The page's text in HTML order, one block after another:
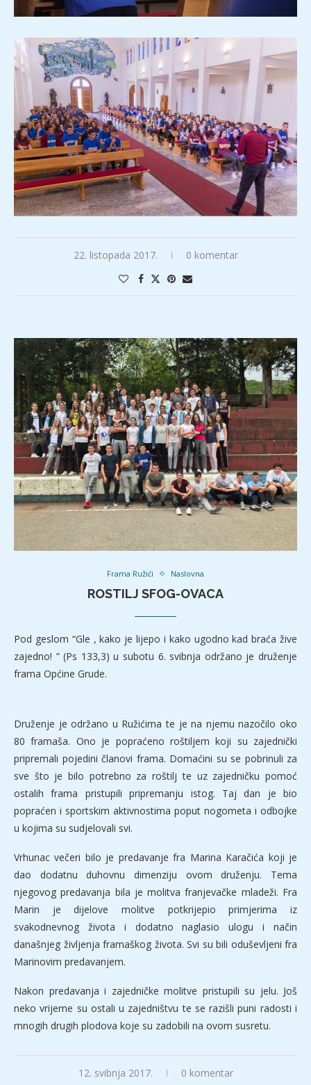
22. listopada 2017. 0 komentar
Frama Ružići Naslovna
ROSTILJ SFOG-OVACA
Pod geslom “Gle , kako je lijepo i kako ugodno kad braća žive
zajedno! ” (Ps 133,3) u subotu 6. svibnja održano je druženje
frama Općine Grude.
Druženje je održano u Ružićima te je na njemu nazočilo oko
80 framaša. Ono je popraćeno roštiljem koji su zajednički
pripremali pojedini članovi frama. Domaćini su se pobrinuli za
sve što je bilo potrebno za roštilj te uz zajedničku pomoć
ostalih frama pristupili pripremanju istog. Taj dan je bio
popraćen i sportskim aktivnostima poput nogometa i odbojke
u kojima su sudjelovali svi.
Vrhunac večeri bilo je predavanje fra Marina Karačića koji je
dao dodatnu duhovnu dimenziju ovom druženju. Tema
njegovog predavanja bila je molitva franjevačke mladeži. Fra
Marin je dijelove molitve potkrijepio primjerima iz
svakodnevnog života i dodatno naglasio ulogu i način
današnjeg življenja framaškog života. Svi su bili oduševljeni fra
Marinovim predavanjem.
Nakon predavanja i zajedničke molitve pristupili su jelu. Još
neko vrijeme su ostali u zajedništvu te se razišli puni radosti i
mnogih drugih plodova koje su zadobili na ovom susretu.
12. svibnja 2017. 0 komentar